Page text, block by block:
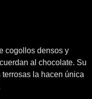
cogollos densos y
al chocolate. Su
la hacen única